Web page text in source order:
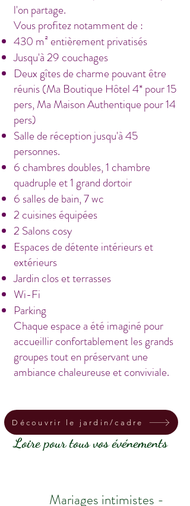
l'on partage.
Vous profitez notamment de :
430 m² entièrement privatisés
Jusqu'à 29 couchages
Deux gîtes de charme pouvant être
réunis (Ma Boutique Hôtel 4* pour 15
pers, Ma Maison Authentique pour 14
pers)
Salle de réception jusqu'à 45
personnes.
6 chambres doubles, 1 chambre
quadruple et 1 grand dortoir
6 salles de bain, 7 wc
2 cuisines équipées
2 Salons cosy
Espaces de détente intérieurs et
extérieurs
Jardin clos et terrasses
Wi-Fi
Parking
Chaque espace a été imaginé pour
accueillir confortablement les grands
groupes tout en préservant une
ambiance chaleureuse et conviviale.
Un grand gîte dans la
Loire pour tous vos événements
Mariages intimistes -
Découvrir le jardin/cadre